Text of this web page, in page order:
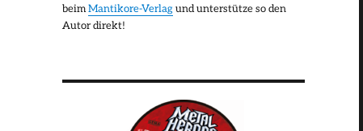
beimMantikore-Verlag und unterstütze so den
Autor direkt!